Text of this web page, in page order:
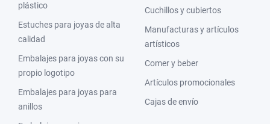
plástico
Estuches para joyas de alta
calidad
Embalajes para joyas con su
propio logotipo
Embalajes para joyas para
anillos
Cuchillos y cubiertos
Manufacturas y artículos
artísticos
Comer y beber
Artículos promocionales
Cajas de envío